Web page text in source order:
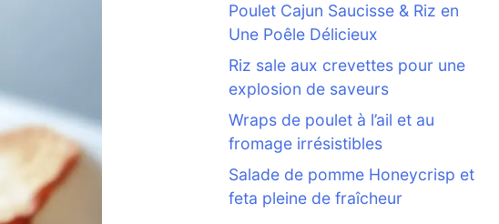
Poulet Cajun Saucisse & Riz en
Une Poêle Délicieux
Riz sale aux crevettes pour une
explosion de saveurs
Wraps de poulet à l’ail et au
fromage irrésistibles
Salade de pomme Honeycrisp et
feta pleine de fraîcheur